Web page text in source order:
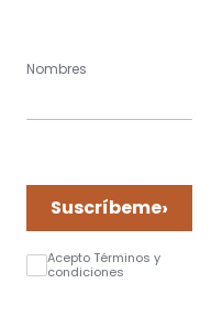
Nombres
Suscríbeme›
Acepto Términos y
condiciones